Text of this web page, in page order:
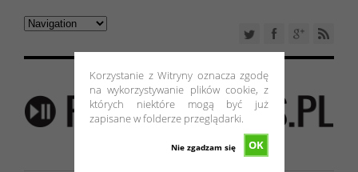
Korzystanie z Witryny oznacza zgodę
na wykorzystywanie plików cookie, z
których niektóre mogą być już
zapisane w folderze przeglądarki.
OK
Nie zgadzam się